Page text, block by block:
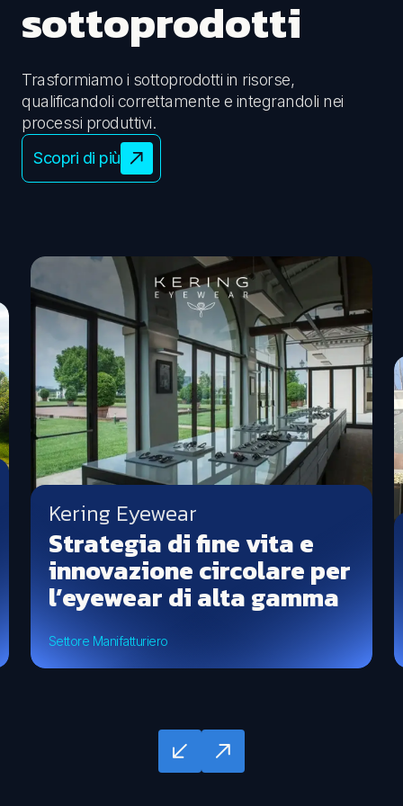
sottoprodotti
Trasformiamo i sottoprodotti in risorse,
qualificandoli correttamente e integrandoli nei
processi produttivi.
Scopri di più
Kering Eyewear
Strategia di fine vita e
innovazione circolare per
l’eyewear di alta gamma
Settore Manifatturiero